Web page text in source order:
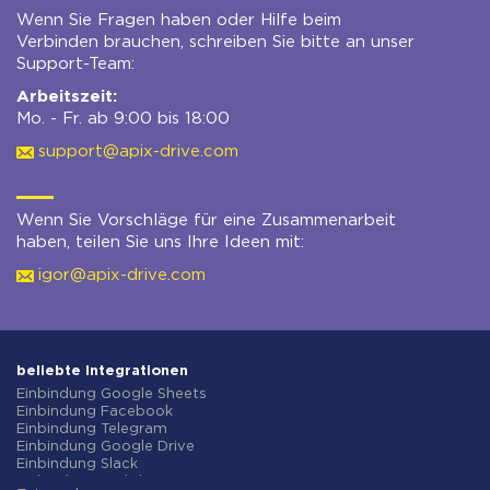
Wenn Sie Fragen haben oder Hilfe beim
Verbinden brauchen, schreiben Sie bitte an unser
Support-Team:
Arbeitszeit:
Mo. - Fr. ab 9:00 bis 18:00
support@apix-drive.com
Wenn Sie Vorschläge für eine Zusammenarbeit
haben, teilen Sie uns Ihre Ideen mit:
igor@apix-drive.com
beliebte Integrationen
Einbindung Google Sheets
Einbindung Facebook
Einbindung Telegram
Einbindung Google Drive
Einbindung Slack